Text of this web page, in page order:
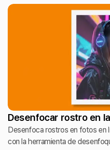
Desenfocar rostro en
Desenfoca rostros en fotos en
con la herramienta de